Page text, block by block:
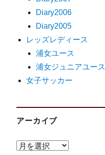
Diary2006
Diary2005
レッズレディース
浦女ユース
浦女ジュニアユース
女子サッカー
アーカイブ
ア